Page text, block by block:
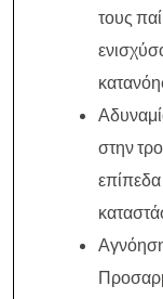
τους
στην
επίπεδα